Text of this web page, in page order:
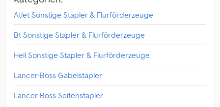
Atlet Sonstige Stapler & Flurförderzeuge
Bt Sonstige Stapler & Flurförderzeuge
Heli Sonstige Stapler & Flurförderzeuge
Lancer-Boss Gabelstapler
Lancer-Boss Seitenstapler